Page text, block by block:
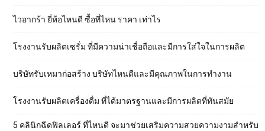
ไวอากร้า ยี่ห้อไหนดี ซื้อที่ไหน ราคา เท่าไร
โรงงานรับผลิตเซรั่ม ที่มีความน่าเชื่อถือและมีการใส่ใจในการผลิต
บริษัทรับเหมาก่อสร้าง บริษัทไหนดีและมีคุณภาพในการทำงาน
โรงงานรับผลิตเครื่องดื่ม ที่ได้มาตรฐานและมีการผลิตที่ทันสมัย
5 คลินิกฉีดฟิลเลอร์ ที่ไหนดี จะมาช่วยเสริมความสวยความงามสำหรับ